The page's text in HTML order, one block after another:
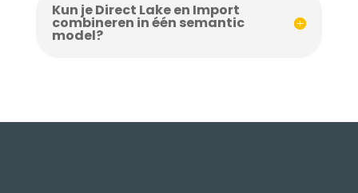
Kun je Direct Lake en Import
combineren in één semantic
model?